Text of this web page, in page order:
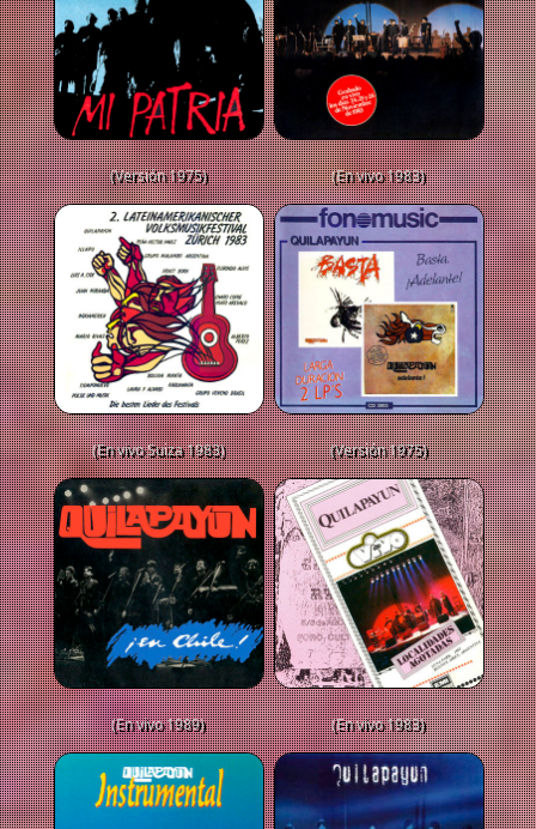
(Versión 1975) (En vivo 1983)
(En vivo Suiza 1983) (Versión 1975)
(En vivo 1989) (En vivo 1983)